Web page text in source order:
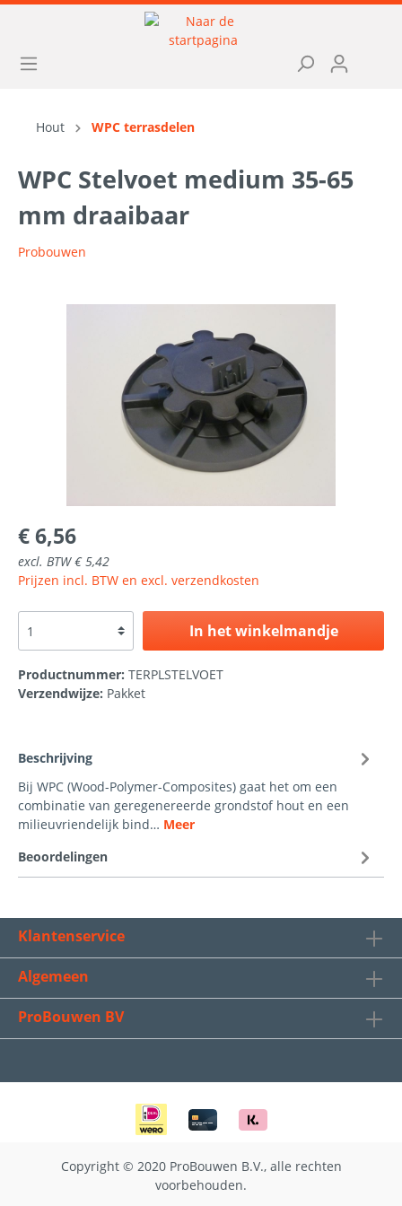
Hout WPC terrasdelen
WPC Stelvoet medium 35-65
mm draaibaar
Probouwen
€ 6,56
excl. BTW € 5,42
Prijzen incl. BTW en excl. verzendkosten
In het winkelmandje
Productnummer: TERPLSTELVOET
Verzendwijze: Pakket
Beschrijving
Bij WPC (Wood-Polymer-Composites) gaat het om een
combinatie van geregenereerde grondstof hout en een
milieuvriendelijk bind… Meer
Beoordelingen
Klantenservice
Algemeen
ProBouwen BV
Copyright © 2020 ProBouwen B.V., alle rechten
voorbehouden.